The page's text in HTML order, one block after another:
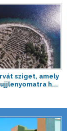
sziget, amely
h...